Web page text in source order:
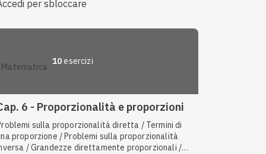
per sbloccare
matematica
10 esercizi
6 - Proporzionalità e proporzioni
sulla proporzionalità diretta / Termini di
proporzione / Problemi sulla proporzionalità
/ Grandezze direttamente proporzionali /